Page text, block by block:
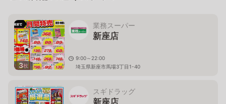
3枚
業務スーパー
新座店
9:00～22:00
埼玉県新座市馬場3丁目1-40
スギドラッグ